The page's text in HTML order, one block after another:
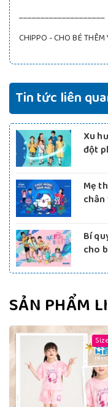
____________________
CHIPPO - CHO BÉ THÊM
Tin tức liên
Xu
đột
Mẹ
Bí
cho
SẢN PHẨM